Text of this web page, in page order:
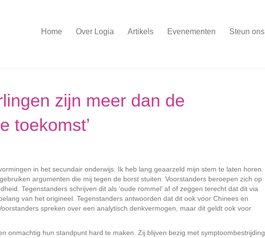
Home Over Logia Artikels Evenementen Steun ons
zijn meer dan de
toekomst’
in het secundair onderwijs. Ik heb lang geaarzeld mijn stem te laten horen.
argumenten die mij tegen de borst stuiten. Voorstanders beroepen zich op
Tegenstanders schrijven dit als ‘oude rommel’ af of zeggen terecht dat dit via
van het origineel. Tegenstanders antwoorden dat dit ook voor Chinees en
spreken over een analytisch denkvermogen, maar dit geldt ook voor
onmachtig hun standpunt hard te maken. Zij blijven bezig met symptoombestrijding